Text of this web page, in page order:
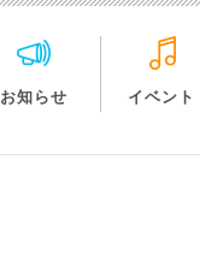
お知らせ イベント